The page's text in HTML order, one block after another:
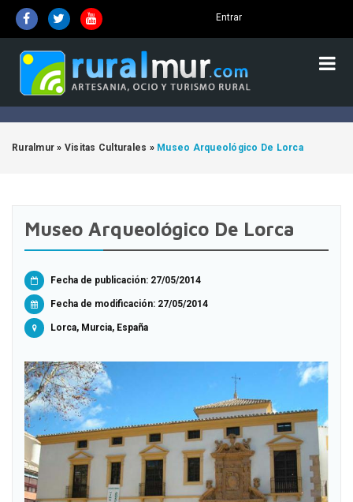
Entrar
Ruralmur » Visitas Culturales » Museo Arqueológico De Lorca
Museo Arqueológico De Lorca
Fecha de publicación: 27/05/2014
Fecha de modificación: 27/05/2014
Lorca, Murcia, España